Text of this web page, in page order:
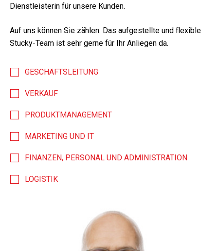
Dienstleisterin für unsere Kunden.
Auf uns können Sie zählen. Das aufgestellte und flexible
Stucky-Team ist sehr gerne für Ihr Anliegen da.
GESCHÄFTSLEITUNG
VERKAUF
PRODUKTMANAGEMENT
MARKETING UND IT
FINANZEN, PERSONAL UND ADMINISTRATION
LOGISTIK